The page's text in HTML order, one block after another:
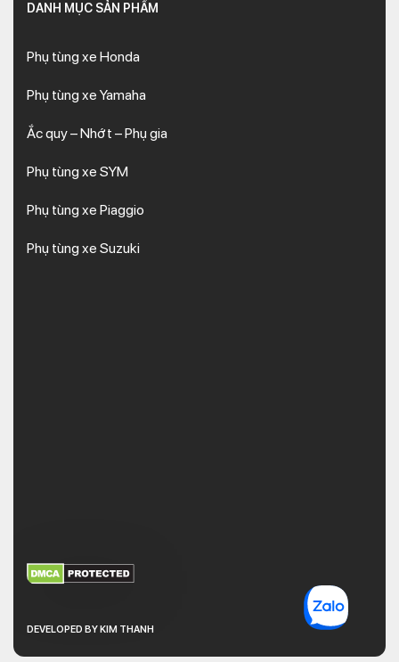
DANH MỤC SẢN PHẨM
Phụ tùng xe Honda
Phụ tùng xe Yamaha
Ắc quy – Nhớt – Phụ gia
Phụ tùng xe SYM
Phụ tùng xe Piaggio
Phụ tùng xe Suzuki
DEVELOPED BY KIM THANH
XEM THÊM